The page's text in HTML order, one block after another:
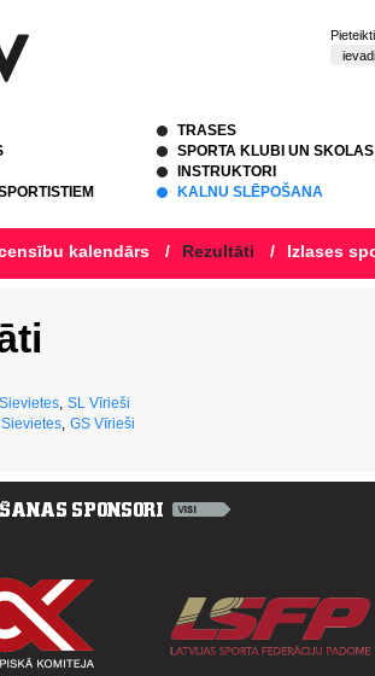
TRASES
SPORTA KLUBI UN SKOLAS
INSTRUKTORI
KALNU SLĒPOŠANA
kalendārs / Rezultāti / Izlases
, SL Vīrieši
, GS Vīrieši